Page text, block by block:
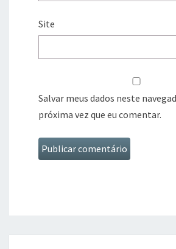
Site
Salvar meus dados neste
próxima vez que eu comentar.